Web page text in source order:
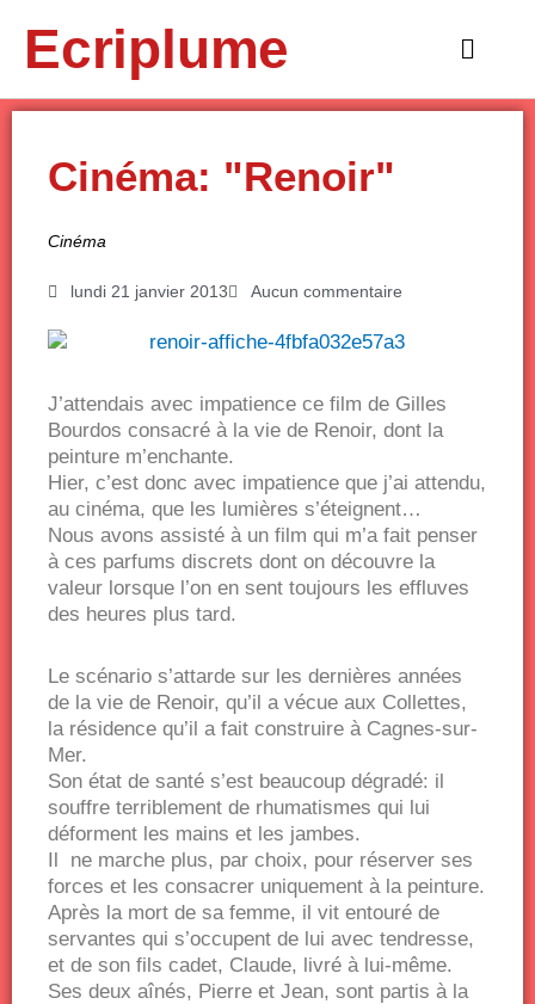
contenuEcriplume
Main
Cinéma: "Renoir"
Cinéma
lundi 21 janvier 2013 Aucun commentaire
J’attendais avec impatience ce film de Gilles
Bourdos consacré à la vie de Renoir, dont la
peinture m’enchante.
Hier, c’est donc avec impatience que j’ai attendu,
au cinéma, que les lumières s’éteignent…
Nous avons assisté à un film qui m’a fait penser
à ces parfums discrets dont on découvre la
valeur lorsque l’on en sent toujours les effluves
des heures plus tard.
Le scénario s’attarde sur les dernières années
de la vie de Renoir, qu’il a vécue aux Collettes,
la résidence qu’il a fait construire à Cagnes-sur-
Mer.
Son état de santé s’est beaucoup dégradé: il
souffre terriblement de rhumatismes qui lui
déforment les mains et les jambes.
Il ne marche plus, par choix, pour réserver ses
forces et les consacrer uniquement à la peinture.
Après la mort de sa femme, il vit entouré de
servantes qui s’occupent de lui avec tendresse,
et de son fils cadet, Claude, livré à lui-même.
Ses deux aînés, Pierre et Jean, sont partis à la